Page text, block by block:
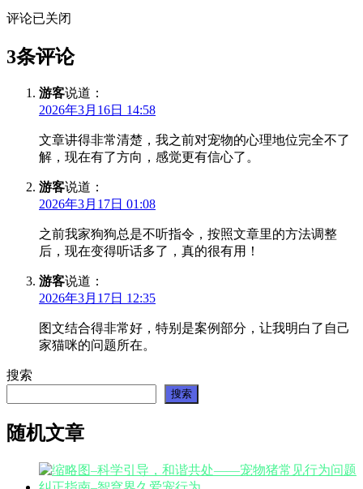
评论已关闭
3条评论
游客说道：
2026年3月16日 14:58
文章讲得非常清楚，我之前对宠物的心理地位完全不了
解，现在有了方向，感觉更有信心了。
游客说道：
2026年3月17日 01:08
之前我家狗狗总是不听指令，按照文章里的方法调整
后，现在变得听话多了，真的很有用！
游客说道：
2026年3月17日 12:35
图文结合得非常好，特别是案例部分，让我明白了自己
家猫咪的问题所在。
搜索
搜索
随机文章